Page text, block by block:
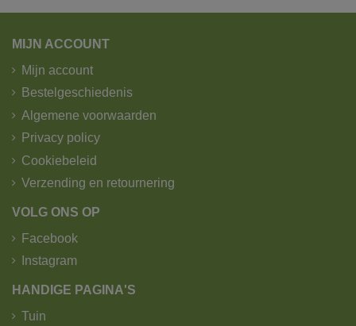
MIJN ACCOUNT
Mijn account
Bestelgeschiedenis
Algemene voorwaarden
Privacy policy
Cookiebeleid
Verzending en retournering
VOLG ONS OP
Facebook
Instagram
HANDIGE PAGINA'S
Tuin